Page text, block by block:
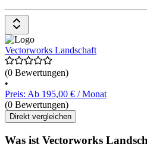
Vectorworks Landschaft
(0 Bewertungen)
•
Preis: Ab 195,00 € / Monat
(0 Bewertungen)
Direkt vergleichen
Was ist Vectorworks